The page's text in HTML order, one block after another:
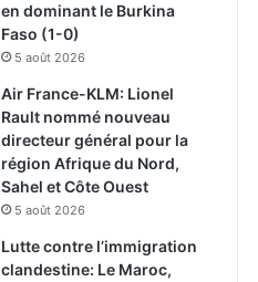
en dominant le Burkina
Faso (1-0)
5 août 2026
Air France-KLM: Lionel
Rault nommé nouveau
directeur général pour la
région Afrique du Nord,
Sahel et Côte Ouest
5 août 2026
Lutte contre l’immigration
clandestine: Le Maroc,